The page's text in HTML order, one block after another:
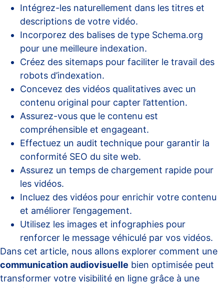
Intégrez-les naturellement dans les titres et
descriptions de votre vidéo.
Incorporez des balises de type Schema.org
pour une meilleure indexation.
Créez des sitemaps pour faciliter le travail des
robots d’indexation.
Concevez des vidéos qualitatives avec un
contenu original pour capter l’attention.
Assurez-vous que le contenu est
compréhensible et engageant.
Effectuez un audit technique pour garantir la
conformité SEO du site web.
Assurez un temps de chargement rapide pour
les vidéos.
Incluez des vidéos pour enrichir votre contenu
et améliorer l’engagement.
Utilisez les images et infographies pour
renforcer le message véhiculé par vos vidéos.
Dans cet article, nous allons explorer comment une
communication audiovisuelle bien optimisée peut
transformer votre visibilité en ligne grâce à une